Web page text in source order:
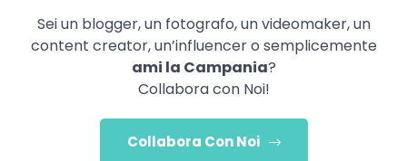
Sei un blogger, un fotografo, un videomaker, un
content creator, un’influencer o semplicemente
ami la Campania?
Collabora con Noi!
Collabora Con Noi